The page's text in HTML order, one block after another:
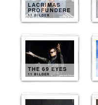
LACRIMAS
PROFUNDERE
11 BILDER
THE 69 EYES
11 BILDER